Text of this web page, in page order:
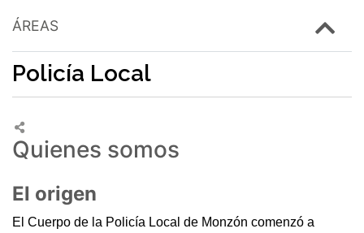
ÁREAS
Policía Local
Quienes somos
El origen
El Cuerpo de la Policía Local de Monzón comenzó a